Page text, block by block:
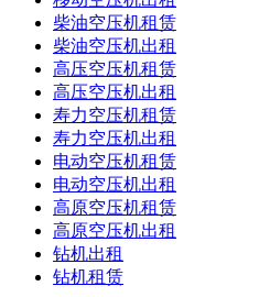
柴油空压机租赁
柴油空压机出租
高压空压机租赁
高压空压机出租
寿力空压机租赁
寿力空压机出租
电动空压机租赁
电动空压机出租
高原空压机租赁
高原空压机出租
钻机出租
钻机租赁